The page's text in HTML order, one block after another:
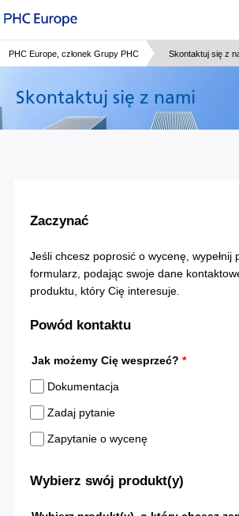
PHC Europe, członek Grupy PHC Skontaktuj się z
Skontaktuj się z nami